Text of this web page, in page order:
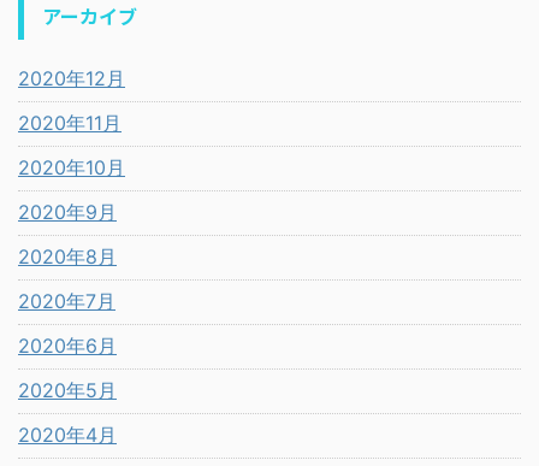
アーカイブ
2020年12月
2020年11月
2020年10月
2020年9月
2020年8月
2020年7月
2020年6月
2020年5月
2020年4月